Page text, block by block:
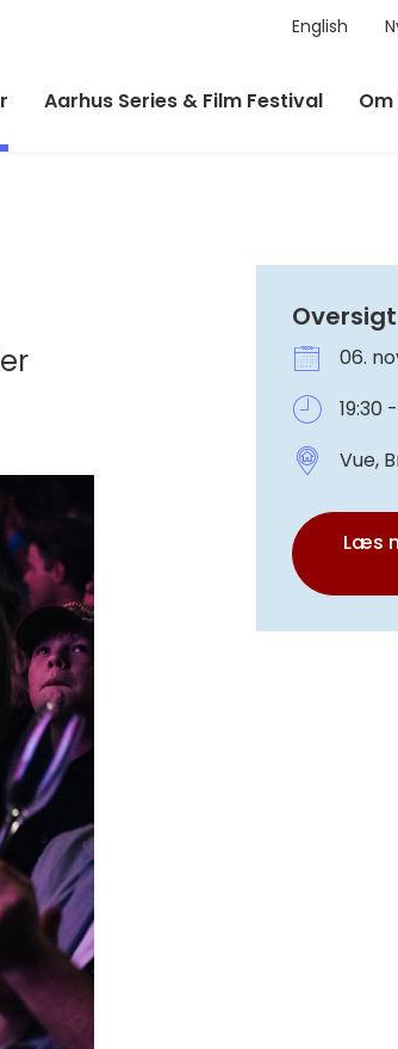
English
Aarhus Series & Film Festival
Oversigt
06.
19:30
Vue,
Læs